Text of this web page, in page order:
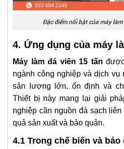
Đặc điểm nổi bật của máy
4. Ứng dụng của máy
Máy làm đá viên 15 tấn
ngành công nghiệp và dịch vụ
sản lượng lớn, ổn định và
Thiết bị này mang lại giải
nghiệp cần nguồn đá sạch
quả sản xuất và bảo quản.
4.1 Trong chế biến và